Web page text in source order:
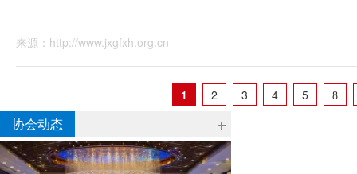
来源：http://www.jxgfxh.org.cn
1 2 3 4 5 8
协会动态